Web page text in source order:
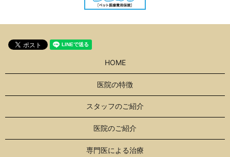
HOME
医院の特徴
スタッフのご紹介
医院のご紹介
専門医による治療